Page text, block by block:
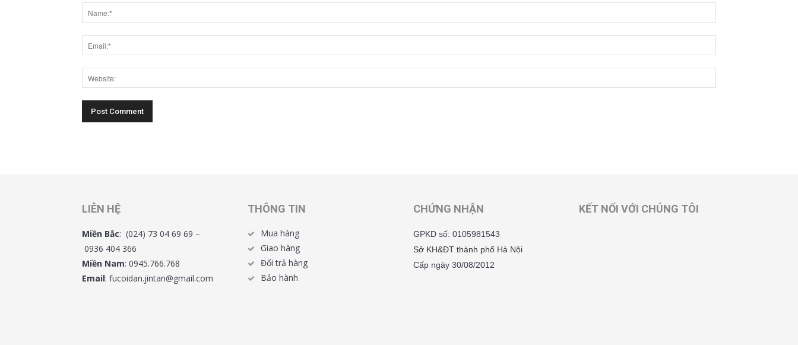
LIÊN HỆ
Miền Bắc: (024) 73 04 69 69 –
0936 404 366
Miền Nam: 0945.766.768
Email: fucoidan.jintan@gmail.com
THÔNG TIN
Mua hàng
Giao hàng
Đổi trả hàng
Bảo hành
CHỨNG NHẬN
GPKD số: 0105981543
Sở KH&ĐT thành phố Hà Nội
Cấp ngày 30/08/2012
KẾT NỐI VỚI CHÚNG TÔI